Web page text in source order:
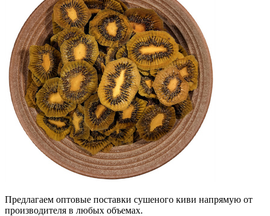
Предлагаем оптовые поставки сушеного киви напрямую от
производителя в любых объемах.